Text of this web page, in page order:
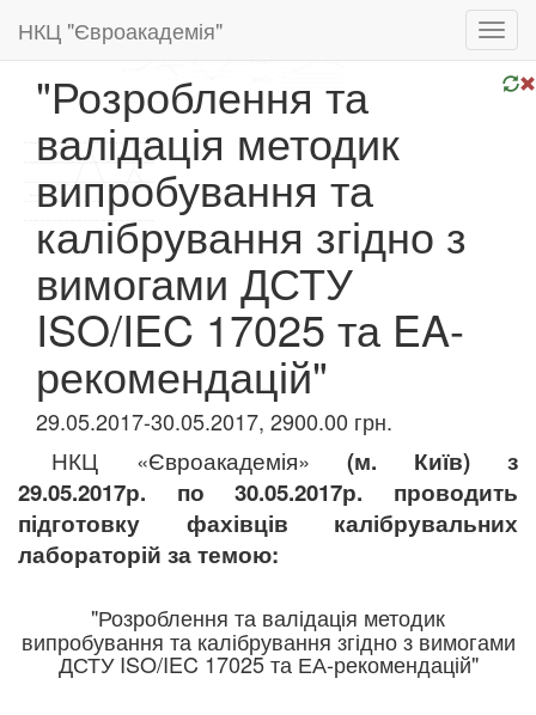
НКЦ "Євроакадемія"
"Розроблення та
валідація методик
випробування та
калібрування згідно з
вимогами ДСТУ
ISO/IEC 17025 та EA-
рекомендацій"
29.05.2017-30.05.2017, 2900.00 грн.
НКЦ «Євроакадемія» (м. Київ) з
29.05.2017р. по30.05.2017р. проводить
підготовку фахівців калібрувальних
лабораторій за темою:
"Розроблення та валідація методик
випробування та калібрування згідно з вимогами
ДСТУ ISO/IEC 17025 та ЕА-рекомендацій"